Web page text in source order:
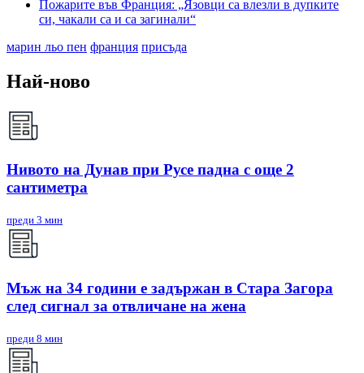
Пожарите във Франция: „Язовци са влезли в дупките
си, чакали са и са загинали“
марин льо пен франция присъда
Най-ново
Нивото на Дунав при Русе падна с още 2
сантиметра
преди 3 мин
Мъж на 34 години е задържан в Стара Загора
след сигнал за отвличане на жена
преди 8 мин